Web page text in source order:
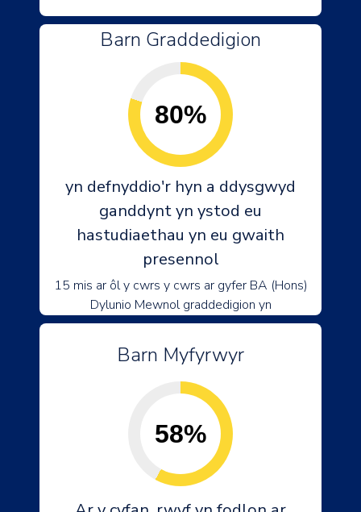
Barn Graddedigion
80%
yn defnyddio'r hyn a ddysgwyd
ganddynt yn ystod eu
hastudiaethau yn eu gwaith
presennol
15 mis ar ôl y cwrs y cwrs ar gyfer BA (Hons)
Dylunio Mewnol graddedigion yn
Barn Myfyrwyr
58%